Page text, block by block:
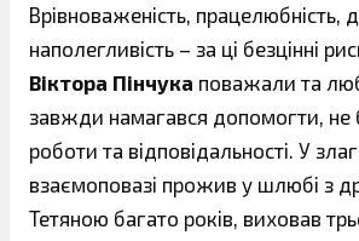
Врівноваженість, працелюбність,
наполегливість – за ці безцінні
Віктора Пінчука поважали та
завжди намагався допомогти, не
роботи та відповідальності. У
взаємоповазі прожив у шлюбі з
Тетяною багато років, виховав